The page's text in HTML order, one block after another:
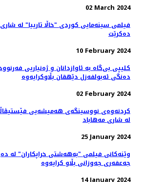
02 March 2024
فیلمی سینه‌مایی کوردی "خاڵا تارییا" لە
ده‌کرێت
10 February 2024
کلیپی بی‌گاە بە ئاوازدانان و ژه‌نیاریی
دەنگی ئەبولفەزل دێهقان بڵاوکرایەوە
02 February 2024
کردنەوەی نووسینگه‌ی هەمیشەیی
لە شاری مەهاباد
25 January 2024
وێنەکانی فیلمی "به‌هه‌شتی خراپکاران" لە
جەعفەری جه‌وزانی بڵاو کرایەوە